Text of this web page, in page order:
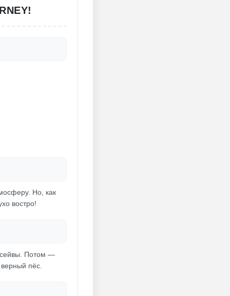
Но, как
востро!
сейвы. Потом —
пёс.